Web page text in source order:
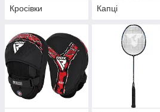
Кросівки Капці